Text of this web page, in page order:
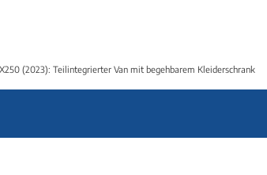
(2023): Teilintegrierter Van mit begehbarem Kleiderschrank